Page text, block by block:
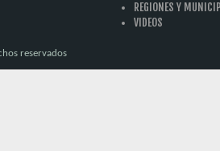
REGIONES Y
VIDEOS
reservados